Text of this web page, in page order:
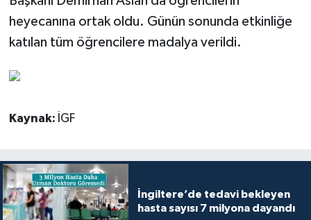
heyecanına ortak oldu. Günün sonunda etkinliğe
katılan tüm öğrencilere madalya verildi.
Kaynak: İGF
İngiltere’de tedavi bekleyen
hasta sayısı 7 milyona dayandı